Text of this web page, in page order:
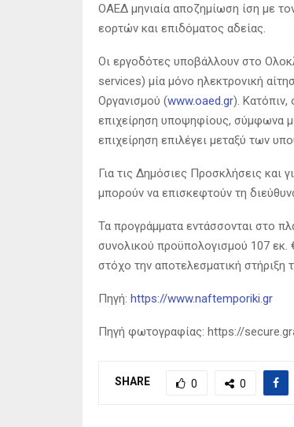
ΟΑΕΔ μηνιαία αποζημίωση ίση με
εορτών και επιδόματος αδείας.
Οι εργοδότες υποβάλλουν στο
services) μία μόνο ηλεκτρονική
Οργανισμού (www.oaed.gr). Κατόπιν,
επιχείρηση υποψηφίους, σύμφωνα
επιχείρηση επιλέγει μεταξύ των
Για τις Δημόσιες Προσκλήσεις και
μπορούν να επισκεφτούν τη
Τα προγράμματα εντάσσονται στο
συνολικού προϋπολογισμού 107 εκ.
στόχο την αποτελεσματική στήριξη
Πηγή: https://www.naftemporiki.gr
Πηγή φωτογραφίας: https://
SHARE 0 0